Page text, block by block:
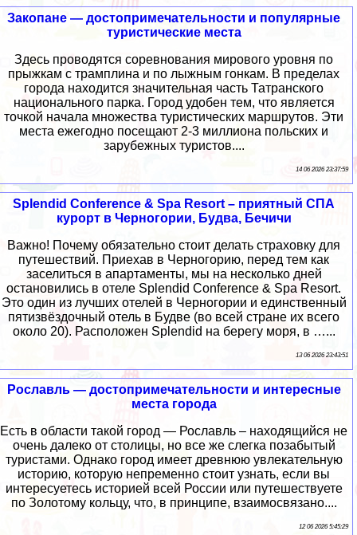
Закопане — достопримечательности и популярные
туристические места
Здесь проводятся соревнования мирового уровня по
прыжкам с трамплина и по лыжным гонкам. В пределах
города находится значительная часть Татранского
национального парка. Город удобен тем, что является
точкой начала множества туристических маршрутов. Эти
места ежегодно посещают 2-3 миллиона польских и
зарубежных туристов....
14 06 2026 23:37:59
Splendid Conference & Spa Resort – приятный СПА
курорт в Черногории, Будва, Бечичи
Важно! Почему обязательно стоит делать страховку для
путешествий. Приехав в Черногорию, перед тем как
заселиться в апартаменты, мы на несколько дней
остановились в отеле Splendid Conference & Spa Resort.
Это один из лучших отелей в Черногории и единственный
пятизвёздочный отель в Будве (во всей стране их всего
около 20). Расположен Splendid на берегу моря, в …...
13 06 2026 23:43:51
Рославль — достопримечательности и интересные
места города
Есть в области такой город — Рославль – находящийся не
очень далеко от столицы, но все же слегка позабытый
туристами. Однако город имеет древнюю увлекательную
историю, которую непременно стоит узнать, если вы
интересуетесь историей всей России или путешествуете
по Золотому кольцу, что, в принципе, взаимосвязано....
12 06 2026 5:45:29